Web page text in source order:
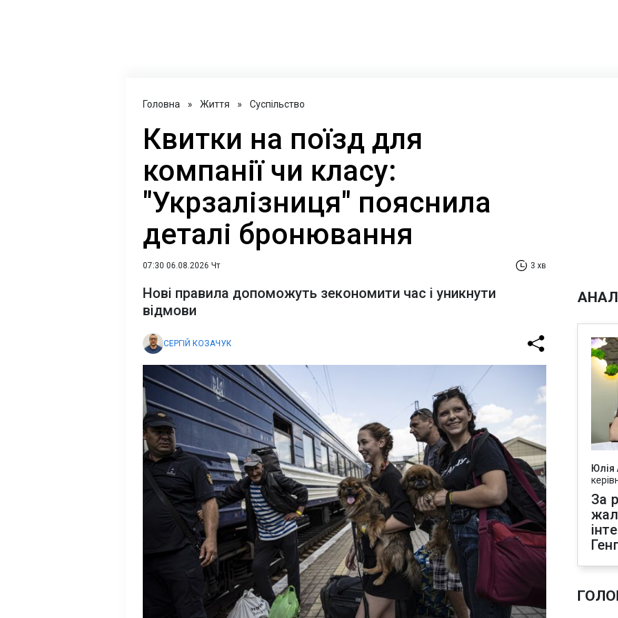
Головна » Життя » Суспільство
Квитки на поїзд для
компанії чи класу:
"Укрзалізниця" пояснила
деталі бронювання
07:30 06.08.2026 Чт 3 хв
Нові правила допоможуть зекономити час і уникнути
відмови
СЕРГІЙ КОЗАЧУК
Юлія
За